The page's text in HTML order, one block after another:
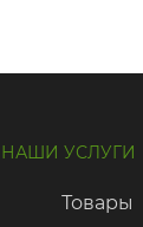
НАШИ УСЛУГИ
Товары